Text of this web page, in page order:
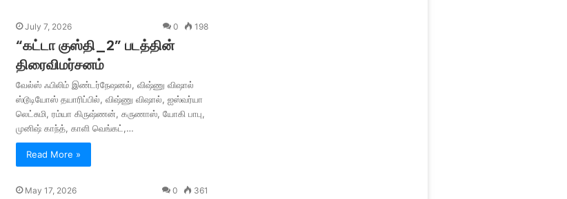
July 7, 2026 0 198
“கட்டா குஸ்தி_2” படத்தின்
திரைவிமர்சனம்
வேல்ஸ் ஃபிலிம் இண்டர்நேஷனல், விஷ்ணு விஷால்
ஸ்டூடியோஸ் தயாரிப்பில், விஷ்ணு விஷால், ஐஸ்வர்யா
லெட்சுமி, ரம்யா கிருஷ்ணன், கருணாஸ், யோகி பாபு,
முனிஷ் காந்த், காளி வெங்கட்,…
Read More »
May 17, 2026 0 361